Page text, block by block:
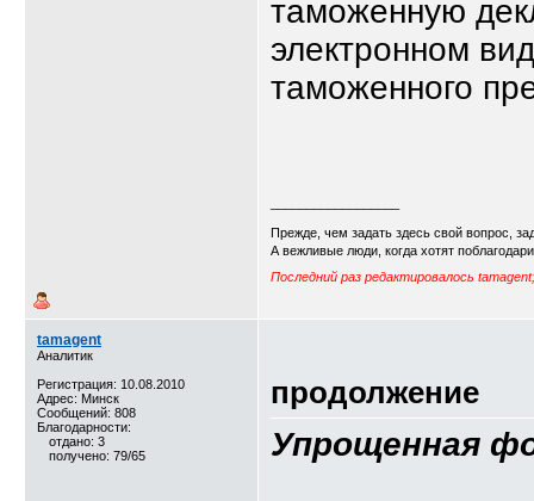
таможенную
электронном
таможенного
Прежде, чем задать здесь свой вопрос,
А вежливые люди, когда хотят
Последний раз редактировалось
tamagent
Аналитик
Регистрация: 10.08.2010
Адрес: Минск
Сообщений: 808
Благодарности:
отдано: 3
получено: 79/65
продолжение
Упрощенная